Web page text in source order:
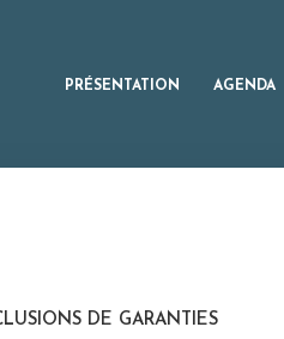
PRÉSENTATION AGENDA
DE GARANTIES